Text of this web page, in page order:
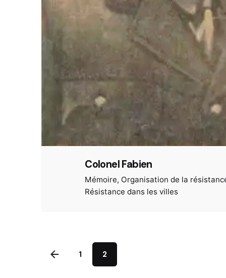
Colonel Fabien
Mémoire Organisation de la
Résistance dans les villes
1 2